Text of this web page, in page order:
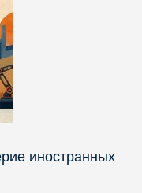
иностранных